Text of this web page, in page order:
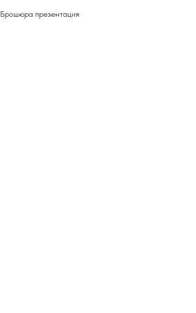
Брошюра презентация